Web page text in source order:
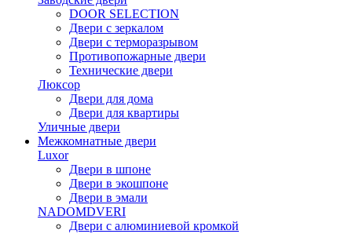
DOOR SELECTION
Двери с зеркалом
Двери с терморазрывом
Противопожарные двери
Технические двери
Люксор
Двери для дома
Двери для квартиры
Уличные двери
Межкомнатные двери
Luxor
Двери в шпоне
Двери в экошпоне
Двери в эмали
NADOMDVERI
Двери с алюминиевой кромкой